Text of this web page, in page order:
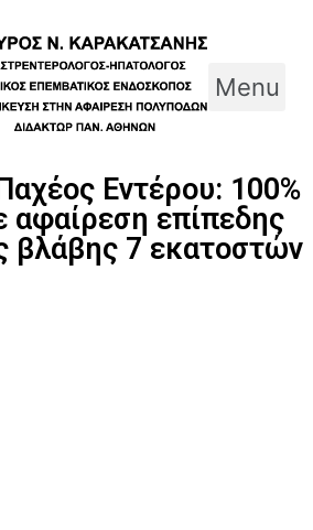
Menu
Εντέρου: 100%
αφαίρεση επίπεδης
βλάβης 7 εκατοστών